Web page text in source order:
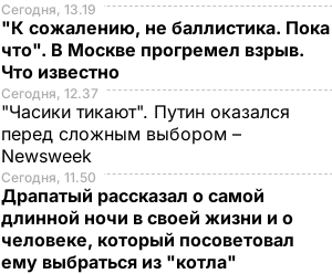
Сегодня, 13.19
"К сожалению, не баллистика. Пока
что". В Москве прогремел взрыв.
Что известно
Сегодня, 12.37
"Часики тикают". Путин оказался
перед сложным выбором –
Newsweek
Сегодня, 11.50
Драпатый рассказал о самой
длинной ночи в своей жизни и о
человеке, который посоветовал
ему выбраться из "котла"